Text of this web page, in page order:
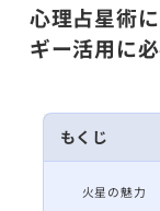
心理占星術
ギー活用に
もくじ
火星の魅力